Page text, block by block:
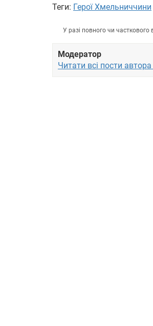
Теги: Герої Хмельниччини
У разі повного чи
Модератор
Читати всі пости